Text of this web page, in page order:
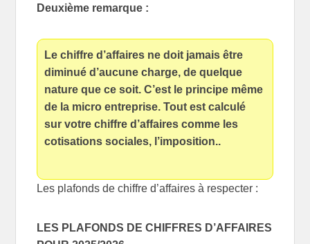
Deuxième remarque :
Le chiffre d’affaires ne doit jamais être
diminué d’aucune charge, de quelque
nature que ce soit. C’est le principe même
de la micro entreprise. Tout est calculé
sur votre chiffre d’affaires comme les
cotisations sociales, l’imposition..
Les plafonds de chiffre d’affaires à respecter :
LES PLAFONDS DE CHIFFRES D’AFFAIRES